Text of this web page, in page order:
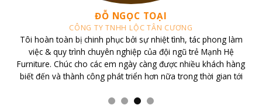
CHỊ TRANG
CĂN HỘ VINHOMES CENTRAL PARK
Tôi sở hữu căn hộ Vinhomes Central Park và đã liên hệ làm việc
với CTY TNHH Nội Thất Mạnh Hệ Tôi đã bất ngờ với tính chuyên
nghiệp của Cty với Thiết kế đẹp, sang trọng, nhân viên nhiệt
tình, trách nhiệm cao. Cám ơn đội ngũ thiết kế và thi công của